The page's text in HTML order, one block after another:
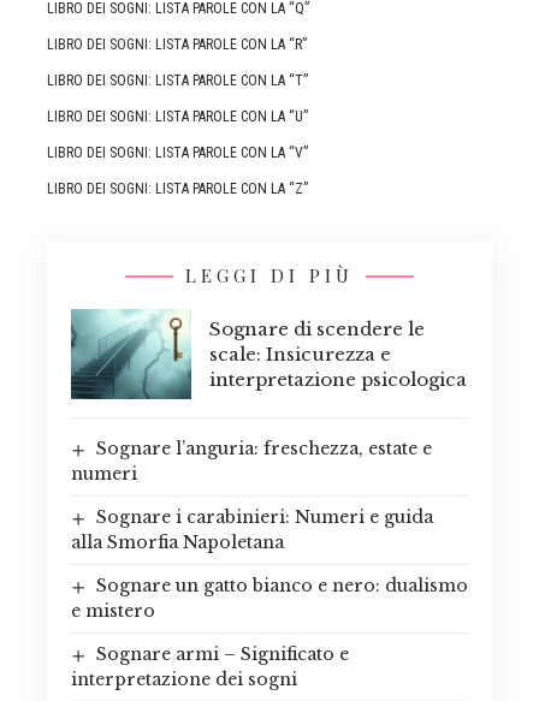
LIBRO DEI SOGNI: LISTA PAROLE CON LA “Q”
LIBRO DEI SOGNI: LISTA PAROLE CON LA “R”
LIBRO DEI SOGNI: LISTA PAROLE CON LA “T”
LIBRO DEI SOGNI: LISTA PAROLE CON LA “U”
LIBRO DEI SOGNI: LISTA PAROLE CON LA “V”
LIBRO DEI SOGNI: LISTA PAROLE CON LA “Z”
LEGGI DI PIÙ
Sognare di scendere le
scale: Insicurezza e
interpretazione psicologica
Sognare l’anguria: freschezza, estate e
numeri
Sognare i carabinieri: Numeri e guida
alla Smorfia Napoletana
Sognare un gatto bianco e nero: dualismo
e mistero
Sognare armi – Significato e
interpretazione dei sogni